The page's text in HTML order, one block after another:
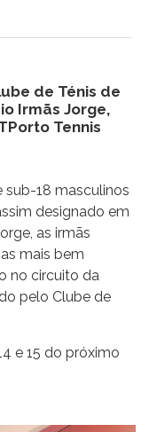
de Ténis de
Irmãs Jorge,
Tennis
sub-18 masculinos
designado em
as irmãs
mais bem
no circuito da
pelo Clube de
e 15 do próximo